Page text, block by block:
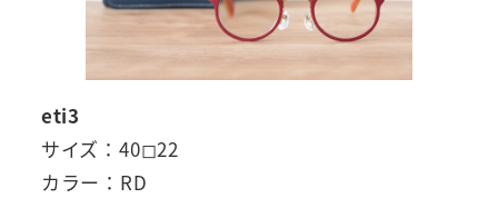
eti3
サイズ：40◻︎22
カラー：RD